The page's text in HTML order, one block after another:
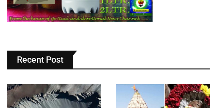
Recent Post